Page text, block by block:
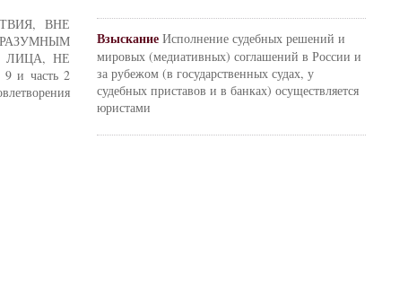
ВНЕ
ЛИЦА, НЕ
и часть 2
Взыскание Исполнение судебных решений и
мировых (медиативных) соглашений в России и
за рубежом (в государственных судах, у
судебных приставов и в банках) осуществляется
юристами